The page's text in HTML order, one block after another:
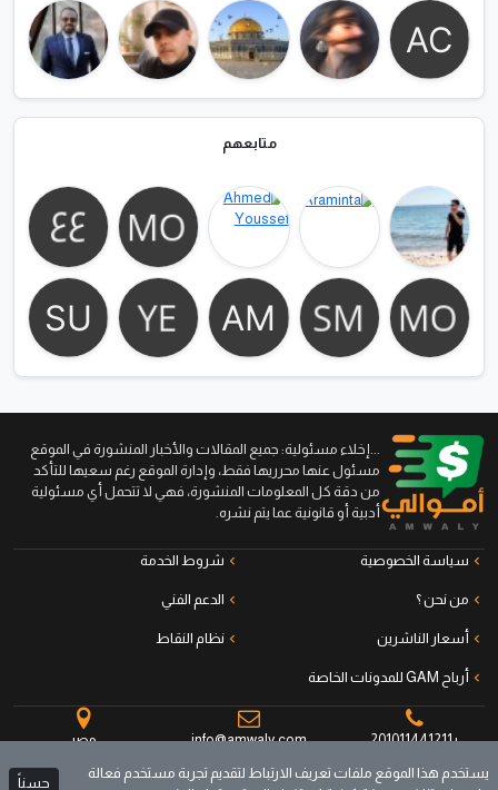
متابعهم
...إخلاء مسئولية: جميع المقالات والأخبار المنشورة في الموقع
مسئول عنها محرريها فقط، وإدارة الموقع رغم سعيها للتأكد
من دقة كل المعلومات المنشورة، فهي لا تتحمل أي مسئولية
أدبية أو قانونية عما يتم نشره.
سياسة الخصوصية شروط الخدمة
من نحن ؟ الدعم الفني
أسعار الناشرين نظام النقاط
أرباح GAM للمدونات الخاصة
+201011441211
info@amwaly.com مصر
يستخدم هذا الموقع ملفات تعريف الارتباط لتقديم تجربة مستخدم فعالة
حسناً